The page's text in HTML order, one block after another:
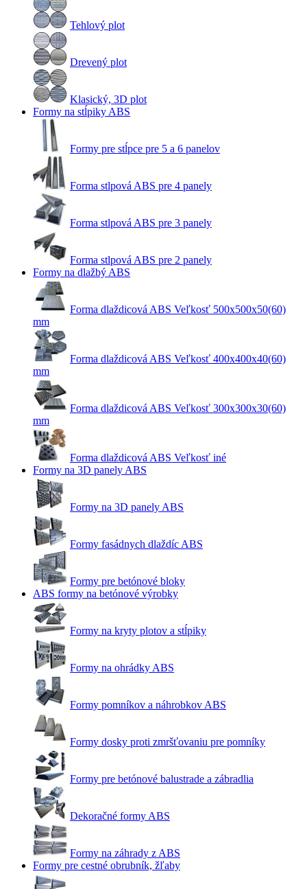
Tehlový plot
Drevený plot
Klasický, 3D plot
Formy na stĺpiky ABS
Formy pre stĺpce pre 5 a 6 panelov
Forma stlpová ABS pre 4 panely
Forma stlpová ABS pre 3 panely
Forma stlpová ABS pre 2 panely
Formy na dlažbý ABS
Forma dlaždicová ABS Veľkosť 500x500x50(60)
mm
Forma dlaždicová ABS Veľkosť 400x400x40(60)
mm
Forma dlaždicová ABS Veľkosť 300x300x30(60)
mm
Forma dlaždicová ABS Veľkosť iné
Formy na 3D panely ABS
Formy na 3D panely ABS
Formy fasádnych dlaždíc ABS
Formy pre betónové bloky
ABS formy na betónové výrobky
Formy na kryty plotov a stĺpiky
Formy na ohrádky ABS
Formy pomníkov a náhrobkov ABS
Formy dosky proti zmršťovaniu pre pomníky
Formy pre betónové balustrade a zábradlia
Dekoračné formy ABS
Formy na záhrady z ABS
Formy pre cestné obrubník, žľaby